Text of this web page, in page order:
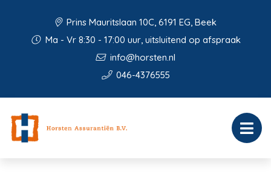
Prins Mauritslaan 10C, 6191 EG, Beek
Ma - Vr 8:30 - 17:00 uur, uitsluitend op afspraak
info@horsten.nl
046-4376555